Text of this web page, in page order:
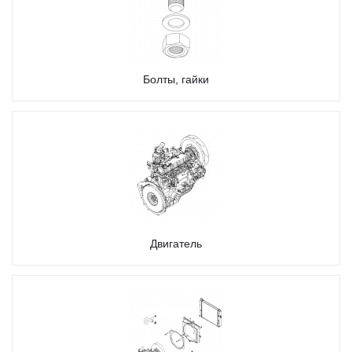
Болты, гайки
Двигатель